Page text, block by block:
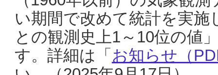
い期間で改めて統計を実
との観測史上1～10位の値
す。詳細は「 お知らせ（